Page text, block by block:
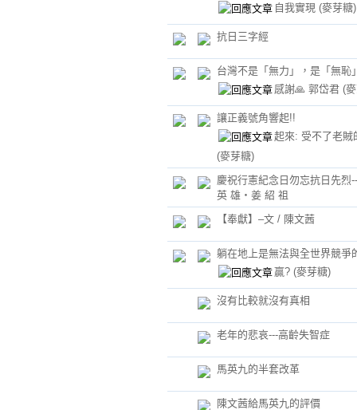
自我實現 (麥芽糖)
抗日三字經
台灣不是「無力」，是「無恥
感謝🙏 郭岱君 (
讓正義號角響起!!
起來: 受不了老賊
(麥芽糖)
慶祝行憲紀念日勿忘抗日先烈
英 雄‧姜 紹 祖
【奉獻】–文 / 陳文茜
躺在地上是無法與全世界競爭
贏? (麥芽糖)
沒有比較就沒有真相
老年的悲哀---高齡失智症
馬英九的半套改革
陳文茜給馬英九的評價